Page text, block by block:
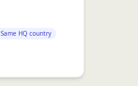
Same HQ country